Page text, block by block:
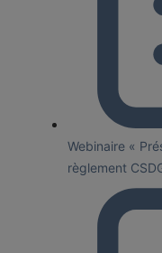
Webinaire «
règlement